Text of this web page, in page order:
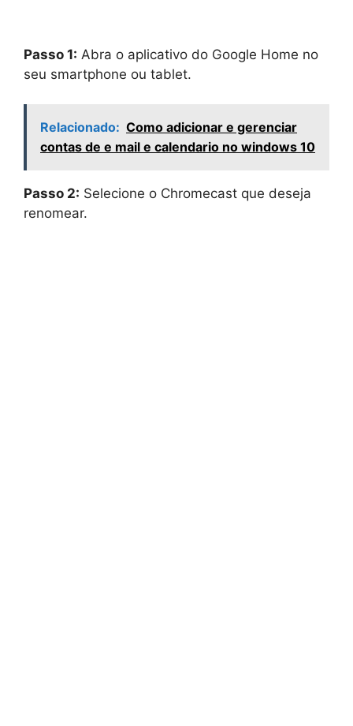
Passo 1: Abra o aplicativo do Google Home no
seu smartphone ou tablet.
Relacionado: Como adicionar e gerenciar
contas de e mail e calendario no windows 10
Passo 2: Selecione o Chromecast que deseja
renomear.